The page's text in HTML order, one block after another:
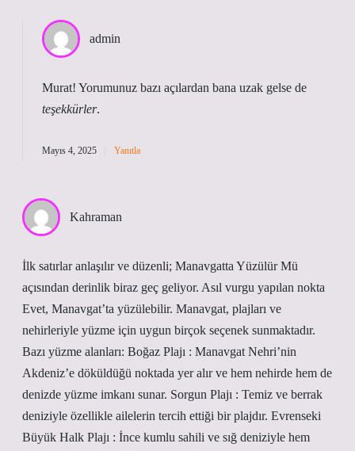
admin
Murat! Yorumunuz bazı açılardan bana uzak gelse de
teşekkürler.
Mayıs 4, 2025 Yanıtla
Kahraman
İlk satırlar anlaşılır ve düzenli; Manavgatta Yüzülür Mü
açısından derinlik biraz geç geliyor. Asıl vurgu yapılan nokta
Evet, Manavgat’ta yüzülebilir. Manavgat, plajları ve
nehirleriyle yüzme için uygun birçok seçenek sunmaktadır.
Bazı yüzme alanları: Boğaz Plajı : Manavgat Nehri’nin
Akdeniz’e döküldüğü noktada yer alır ve hem nehirde hem de
denizde yüzme imkanı sunar. Sorgun Plajı : Temiz ve berrak
deniziyle özellikle ailelerin tercih ettiği bir plajdır. Evrenseki
Büyük Halk Plajı : İnce kumlu sahili ve sığ deniziyle hem